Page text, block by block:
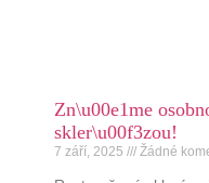
Zn\u00e1me
skler\u00f3zou!
7 září, 2025 Žádné